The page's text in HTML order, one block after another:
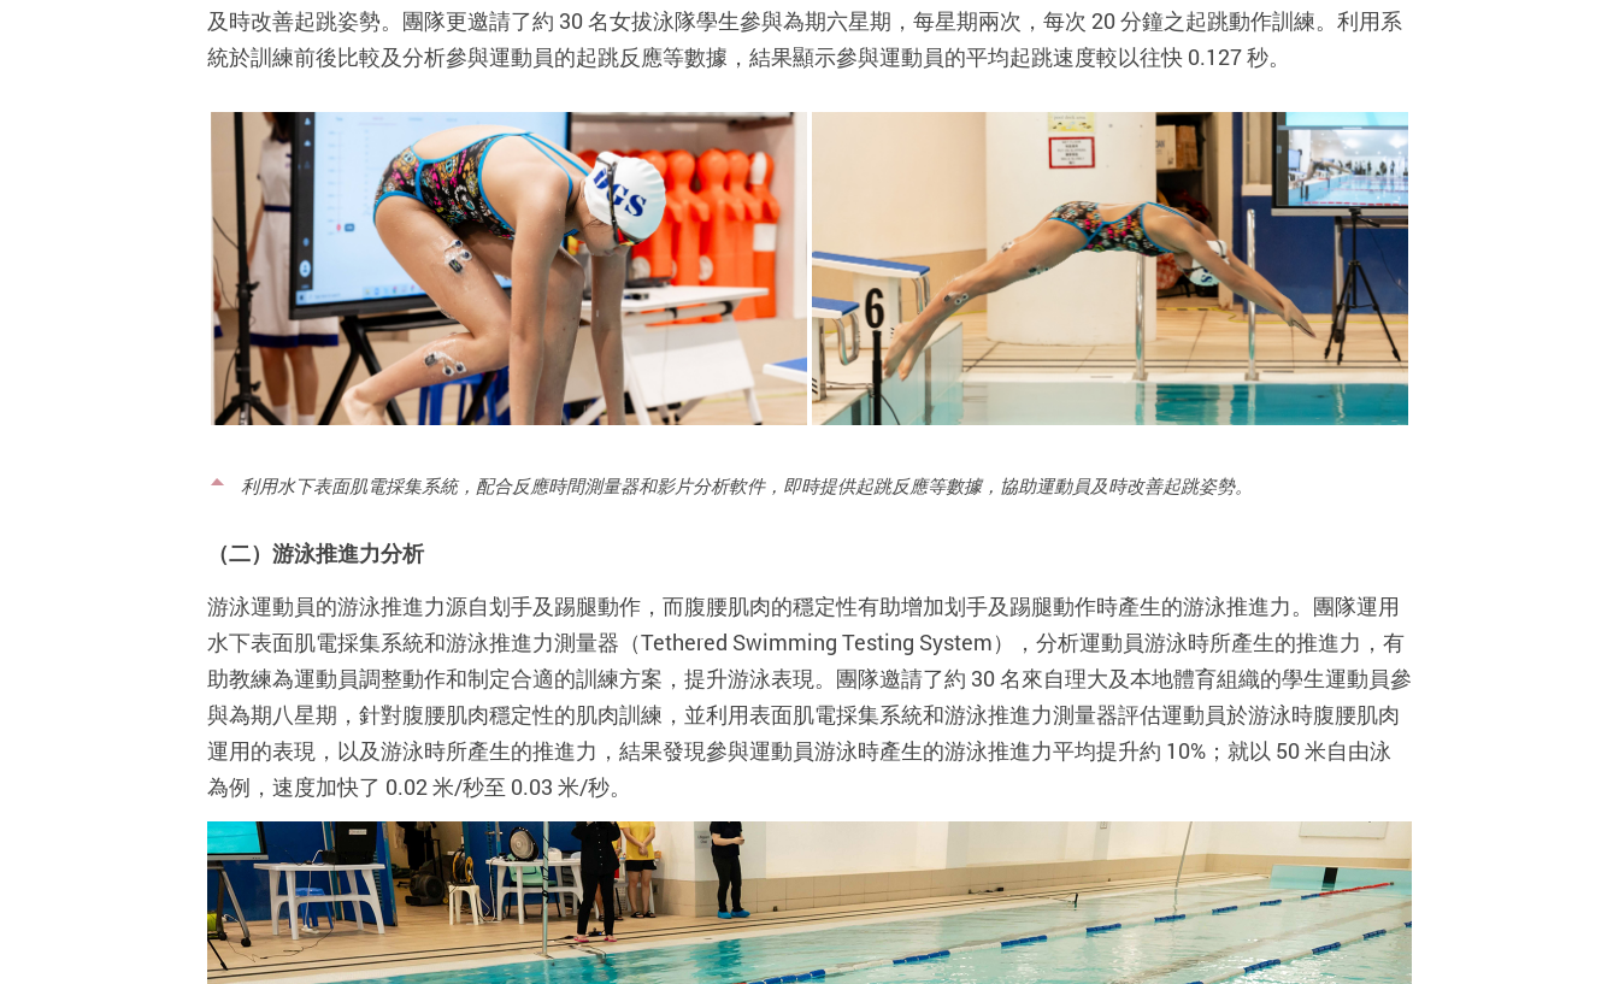
及時改善起跳姿勢。團隊更邀請了約 30 名女拔泳隊學生參與為期六星期，每星期兩次，每次 20 分鐘之起跳動作訓練。利用系
統於訓練前後比較及分析參與運動員的起跳反應等數據，結果顯示參與運動員的平均起跳速度較以往快 0.127 秒。
利用水下表面肌電採集系統，配合反應時間測量器和影片分析軟件，即時提供起跳反應等數據，協助運動員及時改善起跳姿勢。
（二）游泳推進力分析
游泳運動員的游泳推進力源自划手及踢腿動作，而腹腰肌肉的穩定性有助增加划手及踢腿動作時產生的游泳推進力。團隊運用
水下表面肌電採集系統和游泳推進力測量器（Tethered Swimming Testing System），分析運動員游泳時所產生的推進力，有
助教練為運動員調整動作和制定合適的訓練方案，提升游泳表現。團隊邀請了約 30 名來自理大及本地體育組織的學生運動員參
與為期八星期，針對腹腰肌肉穩定性的肌肉訓練，並利用表面肌電採集系統和游泳推進力測量器評估運動員於游泳時腹腰肌肉
運用的表現，以及游泳時所產生的推進力，結果發現參與運動員游泳時產生的游泳推進力平均提升約 10%；就以 50 米自由泳
為例，速度加快了 0.02 米/秒至 0.03 米/秒。